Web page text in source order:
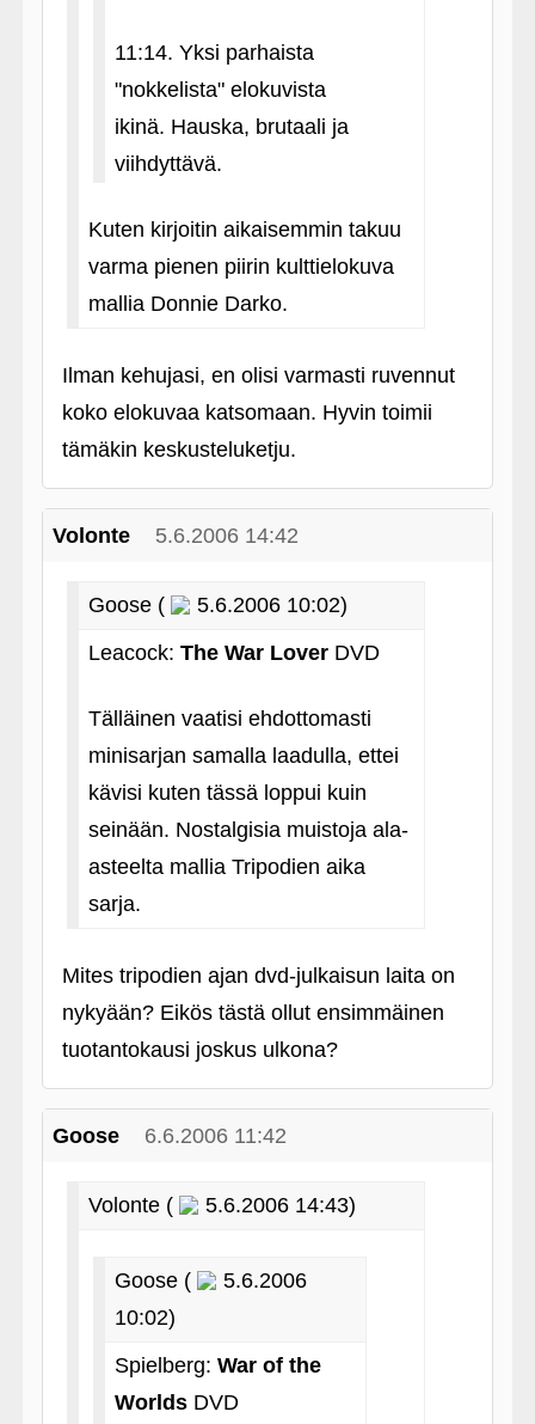
11:14. Yksi parhaista
"nokkelista" elokuvista
ikinä. Hauska, brutaali ja
viihdyttävä.
Kuten kirjoitin aikaisemmin takuu
varma pienen piirin kulttielokuva
mallia Donnie Darko.
Ilman kehujasi, en olisi varmasti ruvennut
koko elokuvaa katsomaan. Hyvin toimii
tämäkin keskusteluketju.
Volonte 5.6.2006 14:42
Goose (
5.6.2006 10:02)
Leacock: The War LoverDVD
Tälläinen vaatisi ehdottomasti
minisarjan samalla laadulla, ettei
kävisi kuten tässä loppui kuin
seinään. Nostalgisia muistoja ala-
asteelta mallia Tripodien aika
sarja.
Mites tripodien ajan dvd-julkaisun laita on
nykyään? Eikös tästä ollut ensimmäinen
tuotantokausi joskus ulkona?
Goose 6.6.2006 11:42
Volonte ( 5.6.2006 14:43)
Goose (
5.6.2006
10:02)
Spielberg: War of the
WorldsDVD